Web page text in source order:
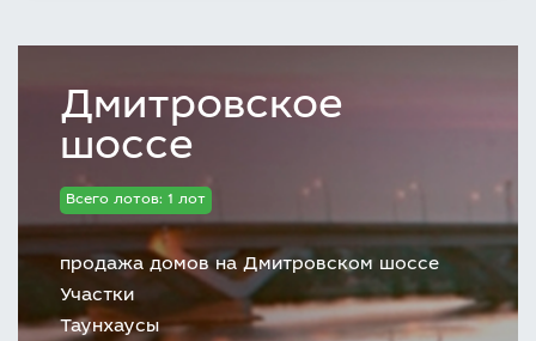
Дмитровское
шоссе
Всего лотов: 1 лот
продажа домов на Дмитровском шоссе
Участки
Таунхаусы